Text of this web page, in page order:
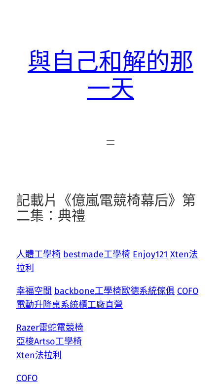
與自己和解的那
一天
記載片《億嵐電競椅幕后》第
二集：典禮
人體工學椅 bestmade工學椅 Enjoy121 Xten法
拉利
幸福空間 backbone工學椅歐德系統傢俱 COFO
電動升降桌系統櫃工廠直營
Razer雷蛇電競椅
亞梭Artso工學椅
Xten法拉利
COFO